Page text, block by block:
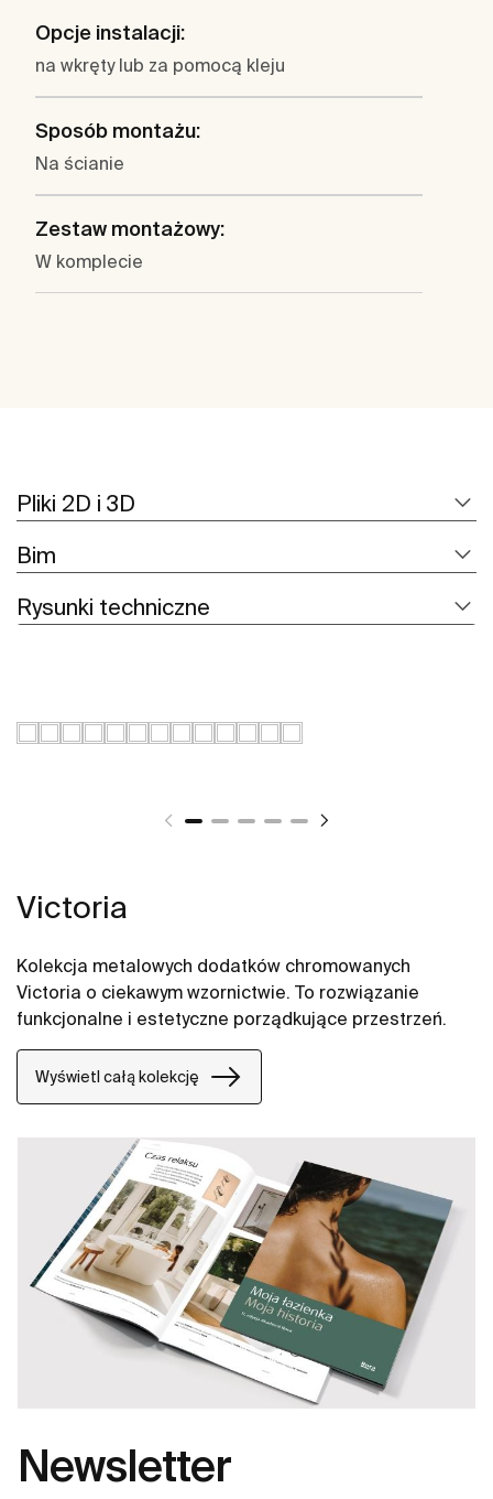
Opcje instalacji:
na wkręty lub za pomocą kleju
Sposób montażu:
Na ścianie
Zestaw montażowy:
W komplecie
Pliki 2D i 3D
Bim
Rysunki techniczne
Victoria
Kolekcja metalowych dodatków chromowanych
Victoria o ciekawym wzornictwie. To rozwiązanie
funkcjonalne i estetyczne porządkujące przestrzeń.
Wyświetl całą kolekcję
Newsletter